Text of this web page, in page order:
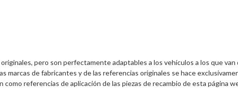
pero son perfectamente adaptables a los vehículos a los que
marcas de fabricantes y de las referencias originales se hace
como referencias de aplicación de las piezas de recambio de esta página